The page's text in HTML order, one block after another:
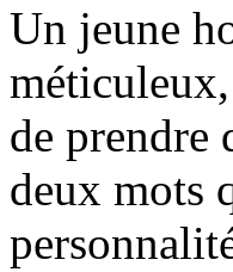
Un jeune
de prendre
deux mots